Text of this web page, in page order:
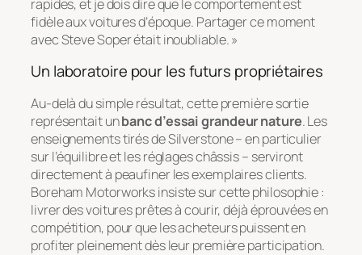
rapides, et je dois dire que le comportement est
fidèle aux voitures d’époque. Partager ce moment
avec Steve Soper était inoubliable. »
Un laboratoire pour les futurs propriétaires
Au-delà du simple résultat, cette première sortie
représentait unbanc d’essai grandeur nature. Les
enseignements tirés de Silverstone – en particulier
sur l’équilibre et les réglages châssis – serviront
directement à peaufiner les exemplaires clients.
Boreham Motorworks insiste sur cette philosophie :
livrer des voitures prêtes à courir, déjà éprouvées en
compétition, pour que les acheteurs puissent en
profiter pleinement dès leur première participation.